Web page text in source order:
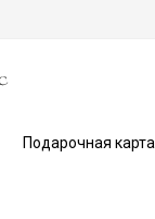
Подарочная карта